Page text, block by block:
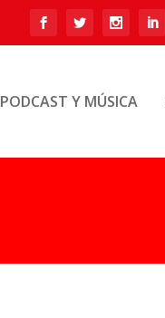
PODCAST Y MÚSICA